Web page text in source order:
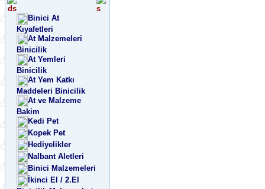
Binici At
Kıyafetleri
At Malzemeleri
Binicilik
At Yemleri
Binicilik
At Yem Katkı
Maddeleri Binicilik
At ve Malzeme
Bakim
Kedi Pet
Kopek Pet
Hediyelikler
Nalbant Aletleri
Binici Malzemeleri
İkinci El / 2.El